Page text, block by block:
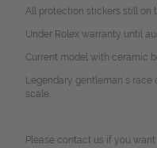
All protection stickers still on
Under Rolex warranty until
Current model with ceramic
Legendary gentleman´s
scale.
Please contact us if you